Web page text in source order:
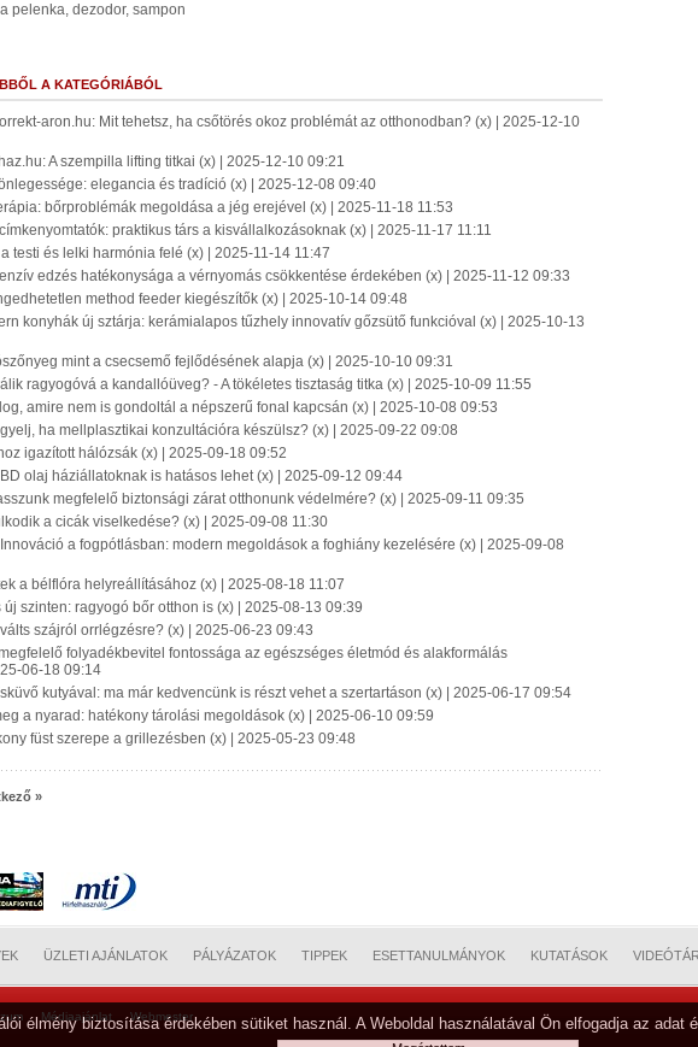
pelenka, dezodor, sampon
A KATEGÓRIÁBÓL
aron.hu: Mit tehetsz, ha csőtörés okoz problémát az otthonodban? (x) | 2025-12-10
A szempilla lifting titkai (x) | 2025-12-10 09:21
elegancia és tradíció (x) | 2025-12-08 09:40
bőrproblémák megoldása a jég erejével (x) | 2025-11-18 11:53
praktikus társ a kisvállalkozásoknak (x) | 2025-11-17 11:11
testi és lelki harmónia felé (x) | 2025-11-14 11:47
edzés hatékonysága a vérnyomás csökkentése érdekében (x) | 2025-11-12 09:33
method feeder kiegészítők (x) | 2025-10-14 09:48
konyhák új sztárja: kerámialapos tűzhely innovatív gőzsütő funkcióval (x) | 2025-10-13
mint a csecsemő fejlődésének alapja (x) | 2025-10-10 09:31
ragyogóvá a kandallóüveg? - A tökéletes tisztaság titka (x) | 2025-10-09 11:55
amire nem is gondoltál a népszerű fonal kapcsán (x) | 2025-10-08 09:53
ha mellplasztikai konzultációra készülsz? (x) | 2025-09-22 09:08
igazított hálózsák (x) | 2025-09-18 09:52
olaj háziállatoknak is hatásos lehet (x) | 2025-09-12 09:44
megfelelő biztonsági zárat otthonunk védelmére? (x) | 2025-09-11 09:35
a cicák viselkedése? (x) | 2025-09-08 11:30
a fogpótlásban: modern megoldások a foghiány kezelésére (x) | 2025-09-08
a bélflóra helyreállításához (x) | 2025-08-18 11:07
új szinten: ragyogó bőr otthon is (x) | 2025-08-13 09:39
szájról orrlégzésre? (x) | 2025-06-23 09:43
folyadékbevitel fontossága az egészséges életmód és alakformálás
06-18 09:14
kutyával: ma már kedvencünk is részt vehet a szertartáson (x) | 2025-06-17 09:54
a nyarad: hatékony tárolási megoldások (x) | 2025-06-10 09:59
füst szerepe a grillezésben (x) | 2025-05-23 09:48
»
ÜZLETI AJÁNLATOK PÁLYÁZATOK TIPPEK ESETTANULMÁNYOK KUTATÁSOK
Médiaajánlat Webmester
élmény biztosítása érdekében sütiket használ. A Weboldal használatával Ön elfogadja az